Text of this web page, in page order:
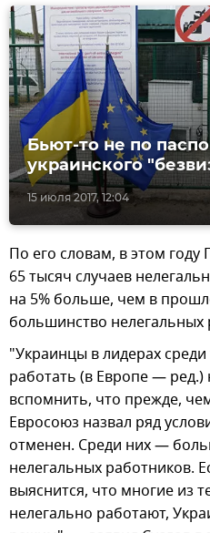
15 июля 2017, 12:04
Бьют-то не по
украинского
По его словам, в этом году
65 тысяч случаев
на 5% больше, чем в
большинство
"Украинцы в лидерах среди
работать (в Европе — ред.)
вспомнить, что прежде,
Евросоюз назвал ряд
отменен. Среди них —
нелегальных работников.
выяснится, что многие из
нелегально работают,